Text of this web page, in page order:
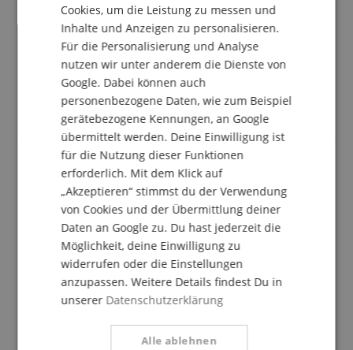
Top Produkt
Bewertung von Eduardvom 29.01.2026
Pronomic NetCore SR-3FM Multicore-Rackbox F/M
verifizierter Kauf
Multicore und Splitter in einem. Einfach und gut.
Einfach praktisch
Bewertung vonStefanvom 29.06.2025
Pronomic NetCore SP-3F Multicore-Spliss female
verifizierter Kauf
Anwendungsfall ist bei mir Signal vom IEM-Mixer-Rack
zu dem Rack mit den Sendern zu bringen.
Bisher alles gelöst mit Patchbays und 8-fach Klinken-
Kabelpeitschen. Frisst Platz im Rack, ist fehleranfällig
(einmal zwei Stecker vertauscht und man sucht),
SPANISH
Cookies, um die Leistung zu messen und
Inhalte und Anzeigen zu personalisieren.
Für die Personalisierung und Analyse
nutzen wir unter anderem die Dienste von
Google. Dabei können auch
personenbezogene Daten, wie zum Beispiel
gerätebezogene Kennungen, an Google
übermittelt werden. Deine Einwilligung ist
für die Nutzung dieser Funktionen
erforderlich. Mit dem Klick auf
„Akzeptieren“ stimmst du der Verwendung
von Cookies und der Übermittlung deiner
Daten an Google zu. Du hast jederzeit die
Möglichkeit, deine Einwilligung zu
widerrufen oder die Einstellungen
anzupassen. Weitere Details findest Du in
unserer Datenschutzerklärung
Alle ablehnen